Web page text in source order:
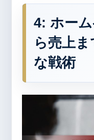
4: ホー
ら売上
な戦術